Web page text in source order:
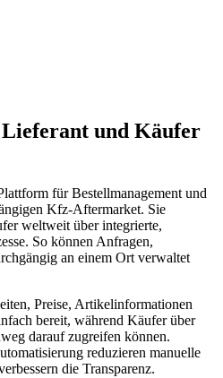
Lieferant und Käufer
für Bestellmanagement und
Kfz-Aftermarket. Sie
weltweit über integrierte,
So können Anfragen,
an einem Ort verwaltet
Preise, Artikelinformationen
bereit, während Käufer über
darauf zugreifen können.
reduzieren manuelle
die Transparenz.